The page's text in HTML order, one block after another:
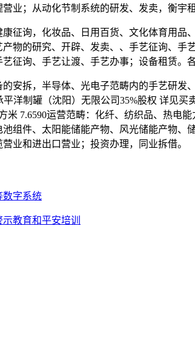
业；从动化节制系统的研发、发卖，衡宇
询，化妆品、日用百货、文化体育用品
物的研究、开辟、发卖、、手艺征询、
征询、手艺让渡、手艺办事；设备租赁。
拆，半导体、光电子范畴内的手艺研发、
平洋制罐（沈阳）无限公司35%股权 详见
米 7.6590运营范畴：化纤、纺织品、热电
组件、太阳能储能产物、风光储能产物
业和进出口营业；投资办理，同业拆借。
数字系统
教育和平安培训